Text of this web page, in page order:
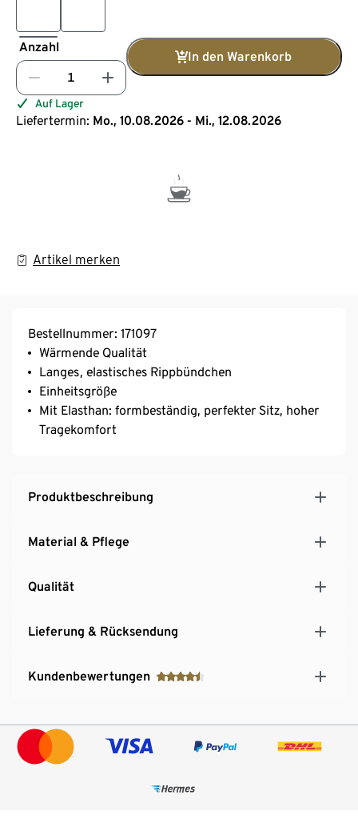
Anzahl
In den Warenkorb
Auf Lager
Liefertermin: Mo., 10.08.2026 - Mi., 12.08.2026
Artikel merken
Bestellnummer: 171097
Wärmende Qualität
Langes, elastisches Rippbündchen
Einheitsgröße
Mit Elasthan: formbeständig, perfekter Sitz, hoher
Tragekomfort
Produktbeschreibung
Material & Pflege
Qualität
Lieferung & Rücksendung
Kundenbewertungen